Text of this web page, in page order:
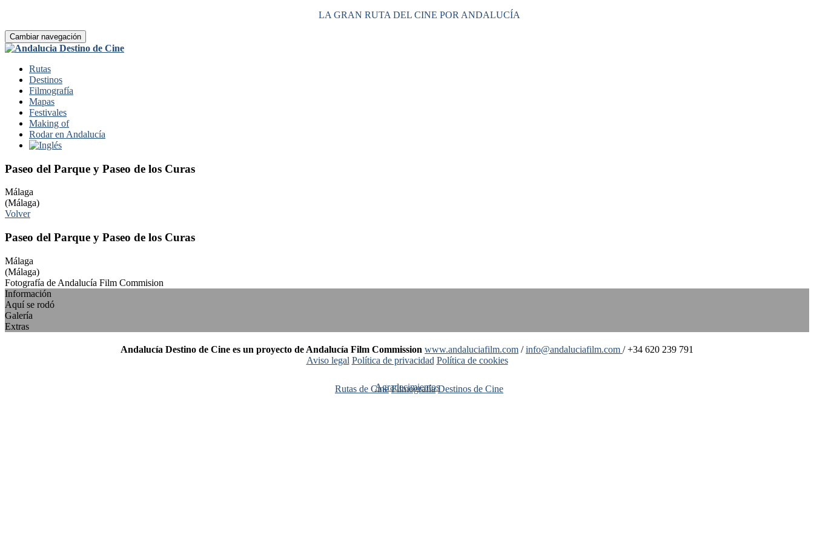
LA GRAN RUTA DEL CINE POR ANDALUCÍA
Cambiar navegación
Rutas
Destinos
Filmografía
Mapas
Festivales
Making of
Rodar en Andalucía
Paseo del Parque y Paseo de los Curas
Málaga
(Málaga)
Volver
Paseo del Parque y Paseo de los Curas
Málaga
(Málaga)
Fotografía de Andalucía Film Commision
Información
Aquí se rodó
Galería
Extras
Andalucía Destino de Cine es un proyecto de Andalucía Film Commission www.andaluciafilm.com /info@andaluciafilm.com / +34 620 239 791
Aviso legal Política de privacidad Política de cookies
Agradecimientos
Rutas de Cine Filmografía Destinos de Cine